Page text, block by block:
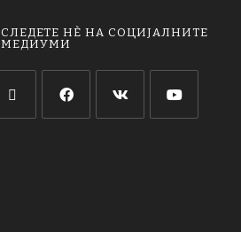
СЛЕДЕТЕ НЀ НА СОЦИЈАЛНИТЕ
МЕДИУМИ